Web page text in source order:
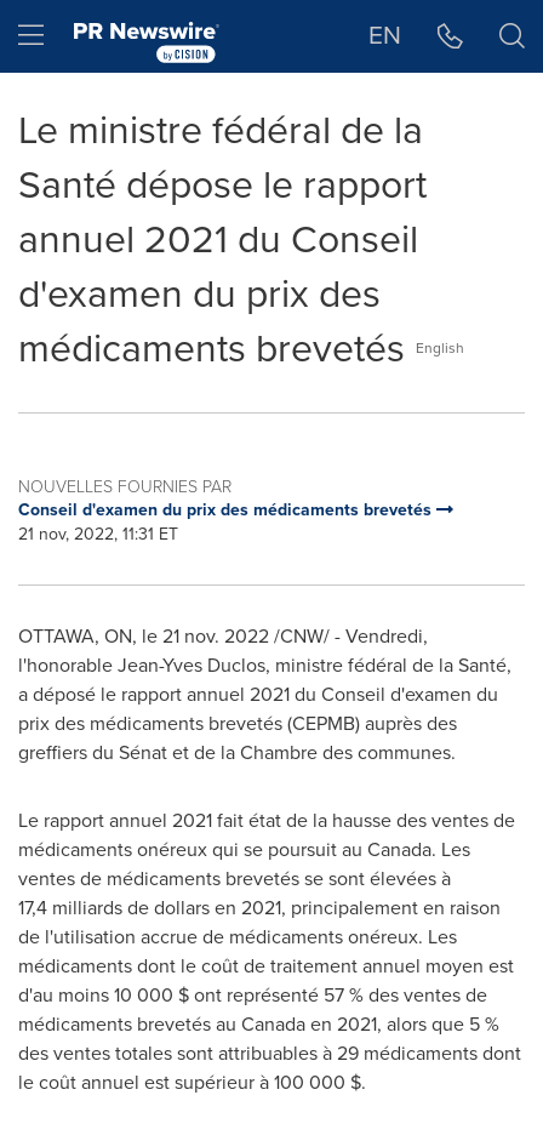
Hamburger menu EN
Le ministre fédéral de la
Santé dépose le rapport
annuel 2021 du Conseil
d'examen du prix des
médicaments brevetés
English
NOUVELLES FOURNIES PAR
Conseil d'examen du prix des médicaments brevetés
21 nov, 2022, 11:31 ET
OTTAWA, ON, le21 nov. 2022/CNW/ - Vendredi,
l'honorableJean-Yves Duclos, ministre fédéral de la Santé,
a déposé le rapport annuel 2021 du Conseil d'examen du
prix des médicaments brevetés (CEPMB) auprès des
greffiers du Sénat et de la Chambre des communes.
Le rapport annuel 2021 fait état de la hausse des ventes de
médicaments onéreux qui se poursuit au Canada. Les
ventes de médicaments brevetés se sont élevées à
17,4 milliards de dollars en 2021, principalement en raison
de l'utilisation accrue de médicaments onéreux. Les
médicaments dont le coût de traitement annuel moyen est
d'au moins 10 000 $ ont représenté 57 % des ventes de
médicaments brevetés au Canada en 2021, alors que 5 %
des ventes totales sont attribuables à 29 médicaments dont
le coût annuel est supérieur à 100 000 $.